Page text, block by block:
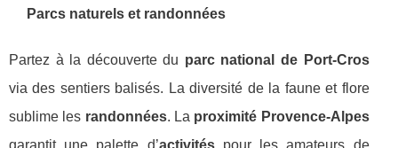
Parcs naturels et randonnées
Partez à la découverte du parc national de Port-Cros
via des sentiers balisés. La diversité de la faune et flore
sublime les randonnées. La proximité Provence-Alpes
garantit une palette d’activitéspour les amateurs de